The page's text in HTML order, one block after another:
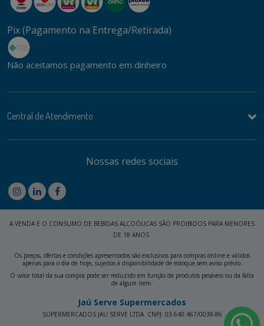
Pix (Pagamento na Entrega/Retirada)
Não aceitamos pagamento em dinheiro
Central de Atendimento
Nossas redes sociais
A VENDA E O CONSUMO DE BEBIDAS ALCOÓLICAS SÃO PROIBIDOS PARA MENORES
DE 18 ANOS.
Os preços, ofertas e condições apresentados são exclusivos para compras online e válidos
apenas para o dia de hoje, sujeitos à disponibilidade de estoque sem aviso prévio.
O valor total da sua compra pode ser reduzido em função de produtos pesáveis ou da falta
de algum item.
Jaú Serve Supermercados
SUPERMERCADOS JAU SERVE LTDA. CNPJ: 03.640.467/0038-86